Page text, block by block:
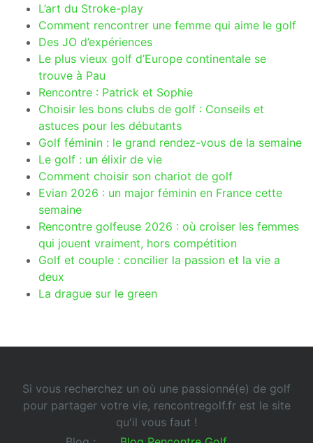
L’art du Stroke-play
Comment rencontrer une femme qui aime le golf
Des JO d’expériences
Le plus vieux golf d’Europe continentale se
trouve à Pau
Rencontre : Patrick et Sophie
Choisir les bons clubs de golf : Conseils et
astuces pour les débutants
Golf féminin : le grand rendez-vous de la semaine
Le golf : un élixir de vie
Comment choisir son chariot de golf
Evian 2026 : un major féminin en France cette
semaine
Rencontre golfeuse 2026 : où croiser les femmes
qui jouent vraiment, hors compétition
Golf et couple : concilier la passion et la vie a
deux
La drague sur le green
Si vous recherchez un où une passionné(e) de golf
pour partager votre vie, rencontregolf.fr est le site
qu'il vous faut !